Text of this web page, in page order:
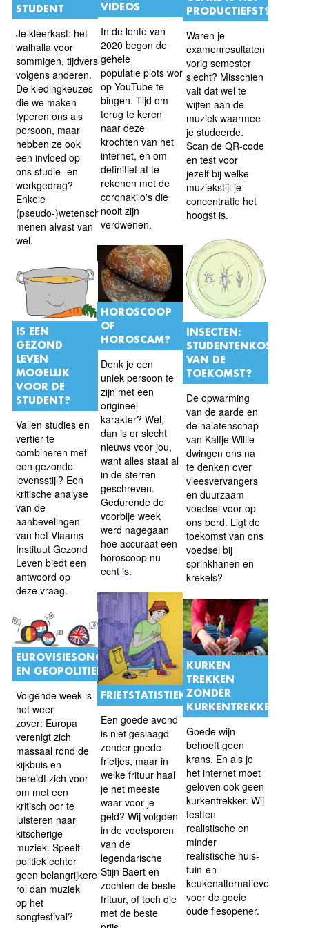
STUDENT
Je kleerkast: het
walhalla voor
sommigen, tijdverspilling
volgens anderen.
De kledingkeuzes
die we maken
typeren ons als
persoon, maar
hebben ze ook
een invloed op
ons studie- en
werkgedrag?
Enkele
(pseudo-)wetenschappers
menen alvast van
wel.
VIDEOS
In de lente van
2020 begon de
gehele
populatie plots workoutvideo's
op YouTube te
bingen. Tijd om
terug te keren
naar deze
krochten van het
internet, en om
definitief af te
rekenen met de
coronakilo's die
nooit zijn
verdwenen.
PRODUCTIEFST?
Waren je
examenresultaten
vorig semester
slecht? Misschien
valt dat wel te
wijten aan de
muziek waarmee
je studeerde.
Scan de QR-code
en test voor
jezelf bij welke
muziekstijl je
concentratie het
hoogst is.
INSECTEN:
STUDENTENKOST
VAN DE
TOEKOMST?
De opwarming
van de aarde en
de nalatenschap
van Kalfje Willie
dwingen ons na
te denken over
vleesvervangers
en duurzaam
voedsel voor op
ons bord. Ligt de
toekomst van ons
voedsel bij
sprinkhanen en
krekels?
HOROSCOOP
OF
HOROSCAM?
Denk je een
uniek persoon te
zijn met een
origineel
karakter? Wel,
dan is er slecht
nieuws voor jou,
want alles staat al
in de sterren
geschreven.
Gedurende de
voorbije week
werd nagegaan
hoe accuraat een
horoscoop nu
echt is.
IS EEN
GEZOND
LEVEN
MOGELIJK
VOOR DE
STUDENT?
Vallen studies en
vertier te
combineren met
een gezonde
levensstijl? Een
kritische analyse
van de
aanbevelingen
van het Vlaams
Instituut Gezond
Leven biedt een
antwoord op
deze vraag.
FRIETSTATISTIEK
Een goede avond
is niet geslaagd
zonder goede
frietjes, maar in
welke frituur haal
je het meeste
waar voor je
geld? Wij volgden
in de voetsporen
van de
legendarische
Stijn Baert en
zochten de beste
frituur, of toch die
met de beste
KURKEN
TREKKEN
ZONDER
KURKENTREKKER
Goede wijn
behoeft geen
krans. En als je
het internet moet
geloven ook geen
kurkentrekker. Wij
testten
realistische en
minder
realistische huis-
tuin-en-
keukenalternatieven
voor de goeie
oude flesopener.
EUROVISIESONGFESTIVAL
EN GEOPOLITIEK
Volgende week is
het weer
zover: Europa
verenigt zich
massaal rond de
kijkbuis en
bereidt zich voor
om met een
kritisch oor te
luisteren naar
kitscherige
muziek. Speelt
politiek echter
geen belangrijkere
rol dan muziek
op het
songfestival?